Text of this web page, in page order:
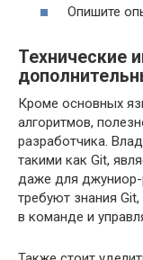
Опишите
Технические
Кроме основных
алгоритмов,
разработчика.
такими как Git,
даже для джуниор-
требуют знания
в команде и